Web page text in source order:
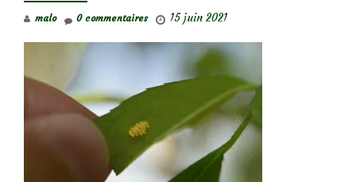
malo 15 juin 2021
0 commentaires